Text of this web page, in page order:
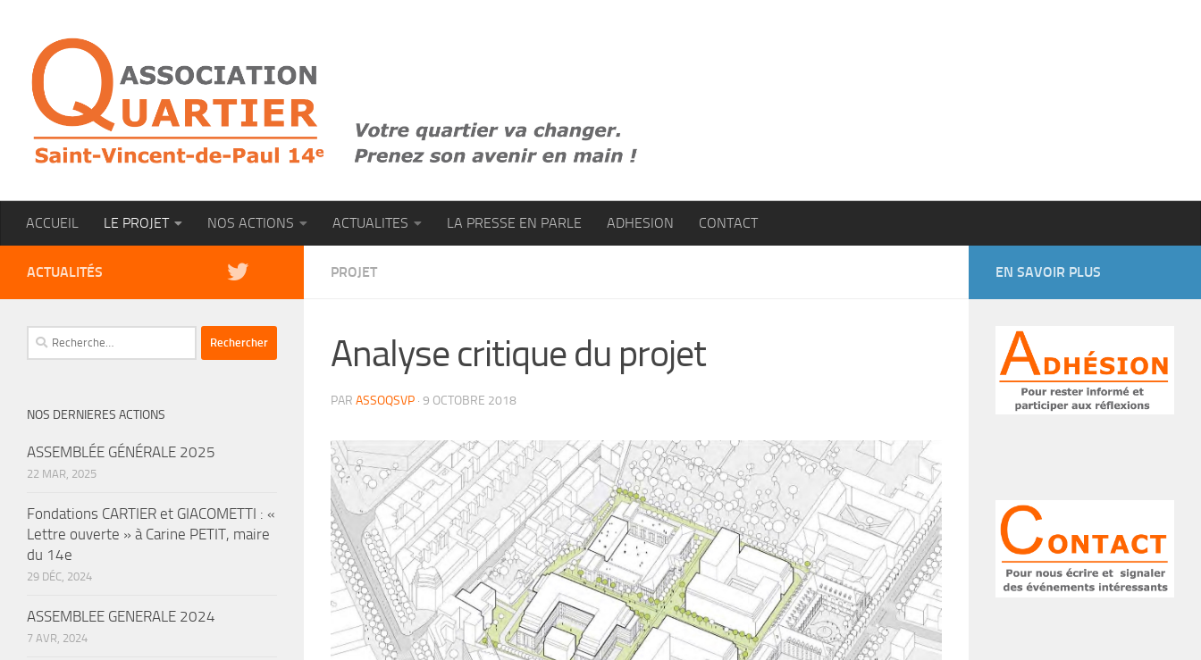
ACCUEIL LE PROJET NOS ACTIONS ACTUALITES LA PRESSE EN PARLE ADHESION CONTACT
PROJET
Analyse critique du projet
PAR ASSOQSVP · 9 OCTOBRE 2018
ACTUALITÉS
Rechercher :
NOS DERNIERES ACTIONS
ASSEMBLÉE GÉNÉRALE 2025
22 MAR, 2025
Fondations CARTIER et GIACOMETTI : «
Lettre ouverte » à Carine PETIT, maire
du 14e
29 DÉC, 2024
ASSEMBLEE GENERALE 2024
7 AVR, 2024
EN SAVOIR PLUS